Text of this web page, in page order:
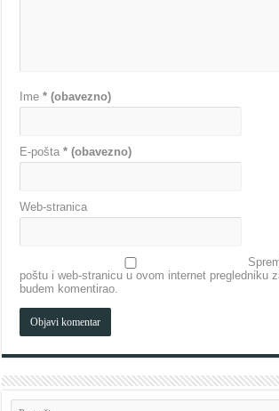
Ime* (obavezno)
E-pošta* (obavezno)
Web-stranica
poštu i web-stranicu u ovom internet pregledniku
budem komentirao.